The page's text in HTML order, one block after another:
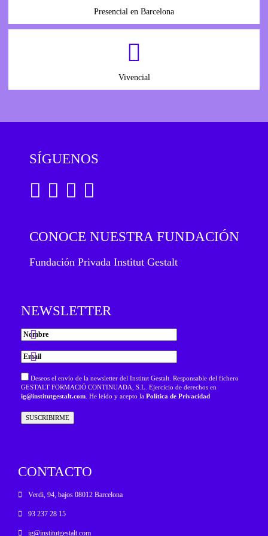
Presencial en Barcelona
Vivencial
SÍGUENOS
CONOCE NUESTRA FUNDACIÓN
Fundación Privada Institut Gestalt
NEWSLETTER
Deseos el envío de la newsletter del Institut Gestalt. Responsable del fichero
GESTALT FORMACIÓ CONTINUADA, S.L. Ejercicio de derechos en
ig@institutgestalt.com . He leído y acepto la Política de Privacidad
CONTACTO
Verdi, 94, bajos 08012 Barcelona
93 237 28 15
ig@institutgestalt.com